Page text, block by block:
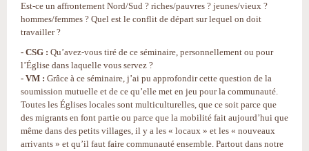
Est-ce un affrontement Nord/Sud ? riches/pauvres ? jeunes/vieux ?
hommes/femmes ? Quel est le conflit de départ sur lequel on doit
travailler ?
- CSG : Qu’avez-vous tiré de ce séminaire, personnellement ou pour
l’Église dans laquelle vous servez ?
- VM : Grâce à ce séminaire, j’ai pu approfondir cette question de la
soumission mutuelle et de ce qu’elle met en jeu pour la communauté.
Toutes les Églises locales sont multiculturelles, que ce soit parce que
des migrants en font partie ou parce que la mobilité fait aujourd’hui que
même dans des petits villages, il y a les « locaux » et les « nouveaux
arrivants » et qu’il faut faire communauté ensemble. Partout dans notre